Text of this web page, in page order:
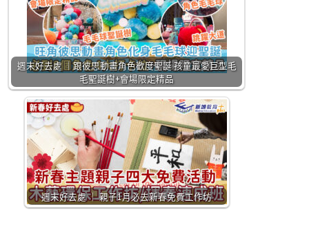
週末好去處 ｜跟彼思動畫角色歡度聖誕 孩童最愛巨型毛
毛聖誕樹+會場限定精品
週末好去處 ｜ 親子1月必去新春免費工作坊